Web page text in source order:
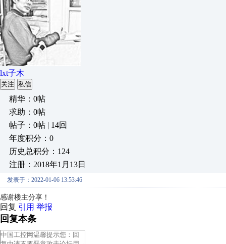
lxt子木
关注 私信
精华：0帖
求助：0帖
帖子：0帖 | 14回
年度积分：0
历史总积分：124
注册：2018年1月13日
发表于：2022-01-06 13:53:46
感谢楼主分享！
回复 引用 举报
回复本条